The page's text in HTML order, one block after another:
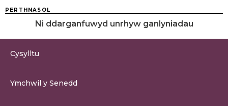
PERTHNASOL
Ni ddarganfuwyd unrhyw ganlyniadau
Cysylltu
Ymchwil y Senedd